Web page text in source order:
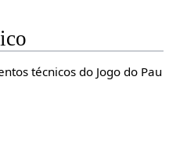
técnicos do Jogo do Pau